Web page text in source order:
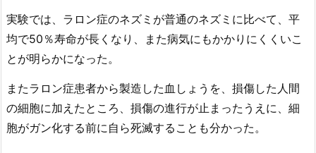
実験では、ラロン症のネズミが普通のネズミに比べて、平
均で50％寿命が長くなり、また病気にもかかりにくくいこ
とが明らかになった。
またラロン症患者から製造した血しょうを、損傷した人間
の細胞に加えたところ、損傷の進行が止まったうえに、細
胞がガン化する前に自ら死滅することも分かった。